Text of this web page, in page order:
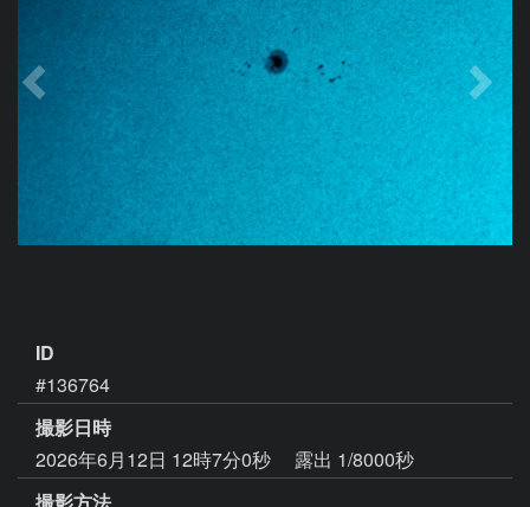
ID
#136764
撮影日時
2026年6月12日 12時7分0秒
露出 1/8000秒
撮影方法